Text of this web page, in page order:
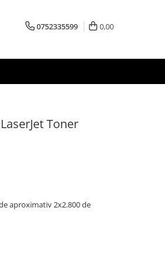
0752335599 0,00
Toner
aproximativ 2x2.800 de